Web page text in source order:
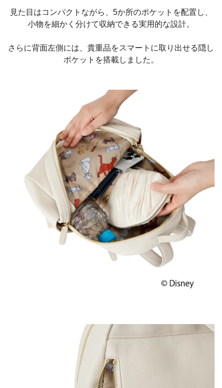
見た目はコンパクトながら、5か所のポケットを配置し、
小物を細かく分けて収納できる実用的な設計。
さらに背面左側には、貴重品をスマートに取り出せる隠し
ポケットを搭載しました。